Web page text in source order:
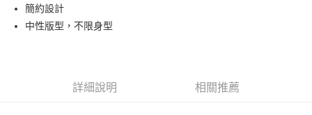
Google Pay
每筆NT$80，滿NT$10,000(含以上)免運費
簡約設計
中性版型，不限身型
詳細說明 相關推薦